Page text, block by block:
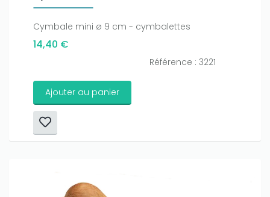
Cymbale mini ø 9 cm - cymbalettes
14,40 €
Référence : 3221
Ajouter au panier